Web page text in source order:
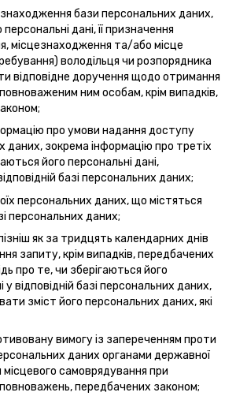
бази персональних даних,
дані, її призначення
місцезнаходження та/або місце
володільця чи розпорядника
відповідне доручення щодо отримання
ним особам, крім випадків,
про умови надання доступу
даних, зокрема інформацію про третіх
його персональні дані,
базі персональних даних;
персональних даних, що містяться
персональних даних;
як за тридцять календарних днів
запиту, крім випадків, передбачених
про те, чи зберігаються його
у відповідній базі персональних даних,
зміст його персональних даних, які
вимогу із запереченням проти
даних органами державної
самоврядування при
повноважень, передбачених законом;